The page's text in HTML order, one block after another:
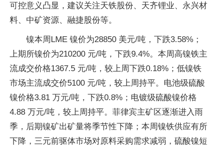
可控意义凸显，建议关注天铁股份、天齐锂业、永兴材
料、中矿资源、融捷股份等。
镍本周LME 镍价为28850 美元/吨，下跌3.58%；
上期所镍价为210200 元/吨，下跌9.4%。本周高镍铁主
流成交价格1367.5 元/吨，较上周下跌0.18%；低镍铁
市场主流成交价5100 元/吨，较上周持平。电池级硫酸
镍价格3.81 万元/吨，下跌0.8%；电镀级硫酸镍价格
4.88 万元/吨，较上周持平。菲律宾主矿区逐渐进入雨
季，后期镍矿出矿量将季节性下降；本周镍铁供应有所
下降，三元前驱体市场对原料采购需求减弱，硫酸镍短